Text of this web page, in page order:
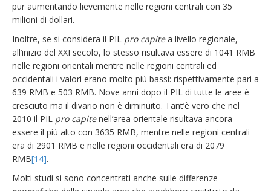
pur aumentando lievemente nelle regioni centrali con 35
milioni di dollari.
Inoltre, se si considera il PIL pro capitea livello regionale,
all’inizio del XXI secolo, lo stesso risultava essere di 1041 RMB
nelle regioni orientali mentre nelle regioni centrali ed
occidentali i valori erano molto più bassi: rispettivamente pari a
639 RMB e 503 RMB. Nove anni dopo il PIL di tutte le aree è
cresciuto ma il divario non è diminuito. Tant’è vero che nel
2010 il PIL pro capitenell’area orientale risultava ancora
essere il più alto con 3635 RMB, mentre nelle regioni centrali
era di 2901 RMB e nelle regioni occidentali era di 2079
RMB[14].
Molti studi si sono concentrati anche sulle differenze